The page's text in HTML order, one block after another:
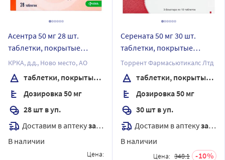
Асентра 50 мг 28 шт.
таблетки, покрытые
пленочной оболочкой
КРКА, д.д., Ново место, АО
таблетки, покрытые пленочной оболочкой
Дозировка 50 мг
28 шт в уп.
Доставим в аптекузавтра
В наличии
Цена:
Серената 50 мг 30 шт.
таблетки, покрытые
пленочной оболочкой
Торрент Фармасьютикалс Лтд
таблетки, покрытые пленочной оболочкой
Дозировка 50 мг
30 шт в уп.
Доставим в аптекузавтра
В наличии
Цена: 348.1 10